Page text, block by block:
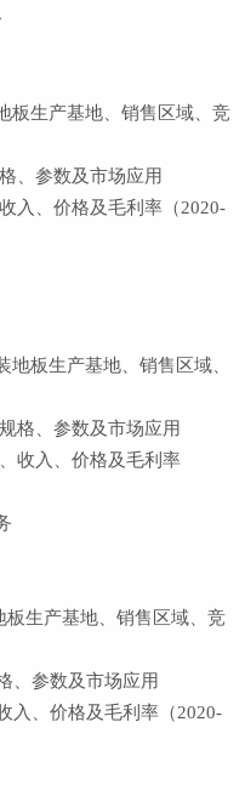
板生产基地、销售区域、竞
、参数及市场应用
入、价格及毛利率（2020-
地板生产基地、销售区域、
格、参数及市场应用
收入、价格及毛利率
板生产基地、销售区域、竞
、参数及市场应用
入、价格及毛利率（2020-